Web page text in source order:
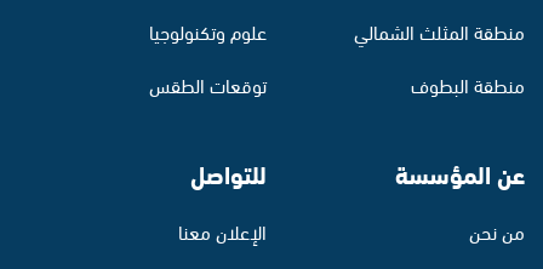
منطقة المثلث الشمالي
منطقة البطوف
علوم وتكنولوجيا
توقعات الطقس
عن المؤسسة
من نحن
للتواصل
الإعلان معنا